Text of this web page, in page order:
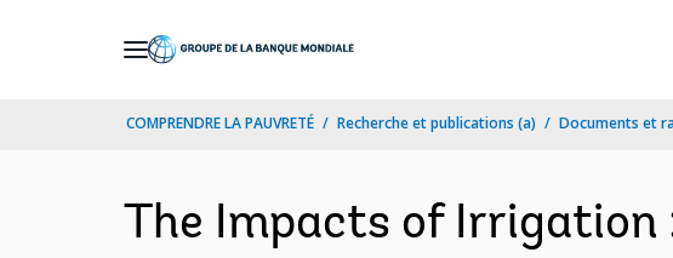
COMPRENDRE LA PAUVRETÉ Recherche et publications (a) Documents et
The Impacts of Irrigation